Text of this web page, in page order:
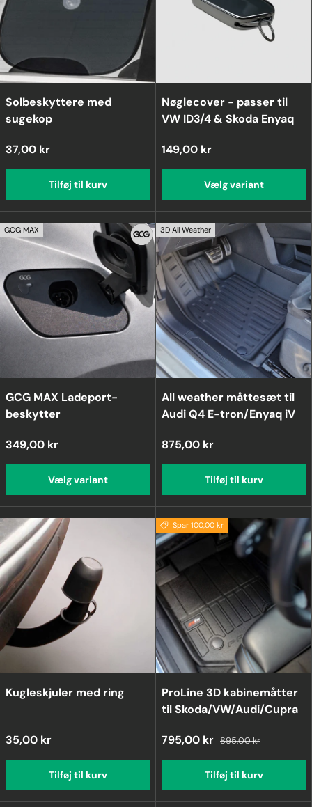
Solbeskyttere med
sugekop
37,00 kr
Tilføj til kurv
Nøglecover - passer til
VW ID3/4 & Skoda Enyaq
149,00 kr
Vælg variant
GCG MAX
GCG MAX Ladeport-
beskytter
349,00 kr
Vælg variant
3D All Weather
All weather måttesæt til
Audi Q4 E-tron/Enyaq iV
875,00 kr
Tilføj til kurv
Kugleskjuler med ring
35,00 kr
Tilføj til kurv
Spar 100,00 kr
ProLine 3D kabinemåtter
til Skoda/VW/Audi/Cupra
795,00 kr 895,00 kr
Tilføj til kurv